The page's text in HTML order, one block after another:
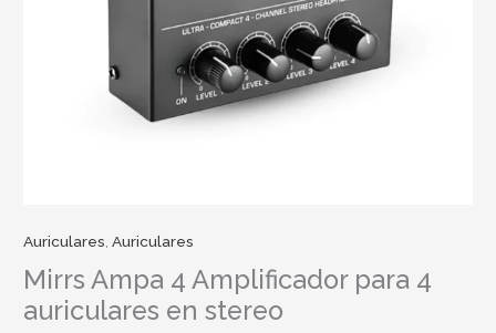
Auriculares ,Auriculares
Mirrs Ampa 4 Amplificador para 4
auriculares en stereo